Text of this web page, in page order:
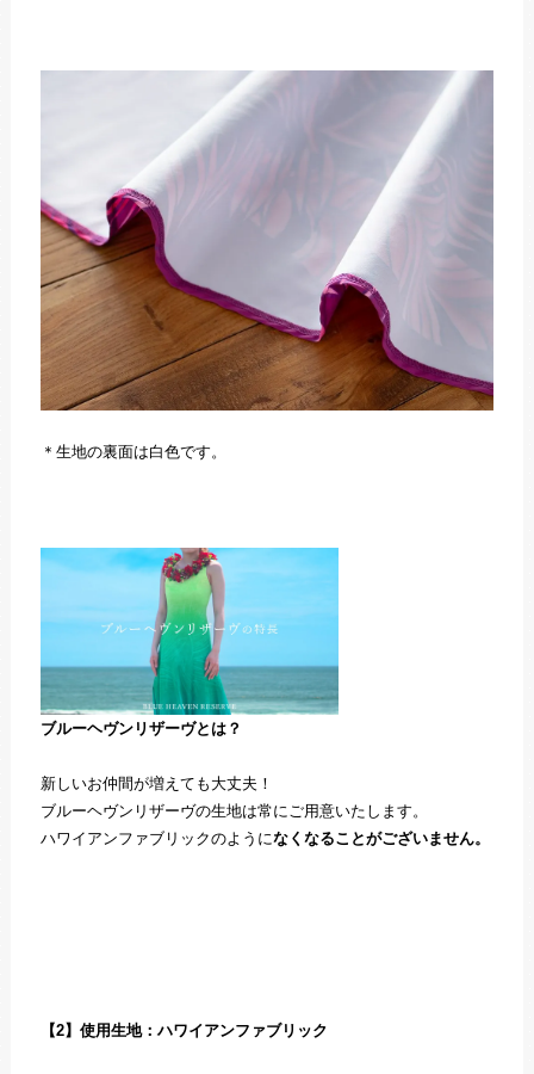
＊生地の裏面は白色です。
ブルーヘヴンリザーヴとは？
新しいお仲間が増えても大丈夫！
ブルーヘヴンリザーヴの生地は常にご用意いたします。
ハワイアンファブリックのようになくなることがございません。
【2】使用生地：ハワイアンファブリック